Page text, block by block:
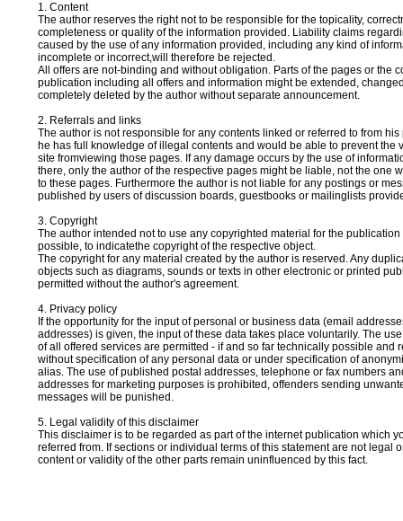
1. Content
The author reserves the right not to be responsible for the topicality,
completeness or quality of the information provided. Liability claims
caused by the use of any information provided, including any kind of
incomplete or incorrect,will therefore be rejected.
All offers are not-binding and without obligation. Parts of the pages or the
publication including all offers and information might be extended,
completely deleted by the author without separate announcement.
2. Referrals and links
The author is not responsible for any contents linked or referred to from
he has full knowledge of illegal contents and would be able to prevent the
site fromviewing those pages. If any damage occurs by the use of
there, only the author of the respective pages might be liable, not the one
to these pages. Furthermore the author is not liable for any postings or
published by users of discussion boards, guestbooks or mailinglists
3. Copyright
The author intended not to use any copyrighted material for the publication
possible, to indicatethe copyright of the respective object.
The copyright for any material created by the author is reserved. Any
objects such as diagrams, sounds or texts in other electronic or printed
permitted without the author's agreement.
4. Privacy policy
If the opportunity for the input of personal or business data (email
addresses) is given, the input of these data takes place voluntarily. The
of all offered services are permitted - if and so far technically possible and
without specification of any personal data or under specification of
alias. The use of published postal addresses, telephone or fax numbers
addresses for marketing purposes is prohibited, offenders sending
messages will be punished.
5. Legal validity of this disclaimer
This disclaimer is to be regarded as part of the internet publication which
referred from. If sections or individual terms of this statement are not legal
content or validity of the other parts remain uninfluenced by this fact.